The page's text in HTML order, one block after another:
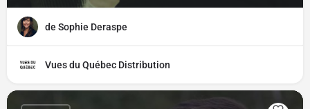
de Sophie Deraspe
Vues du Québec Distribution